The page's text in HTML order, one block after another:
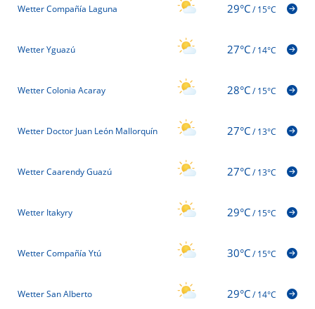
Wetter Compañía Laguna 29°C/15°C
Wetter Yguazú 27°C/14°C
Wetter Colonia Acaray 28°C/15°C
Wetter Doctor Juan León Mallorquín 27°C/13°C
Wetter Caarendy Guazú 27°C/13°C
Wetter Itakyry 29°C/15°C
Wetter Compañía Ytú 30°C/15°C
Wetter San Alberto 29°C/14°C